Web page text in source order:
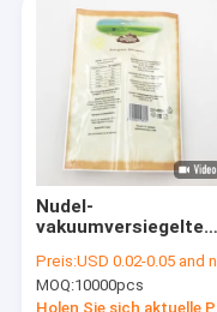
Nudel-
vakuumversiegelte
Preis:USD 0.02-0.05 and negotiation
MOQ:10000pcs